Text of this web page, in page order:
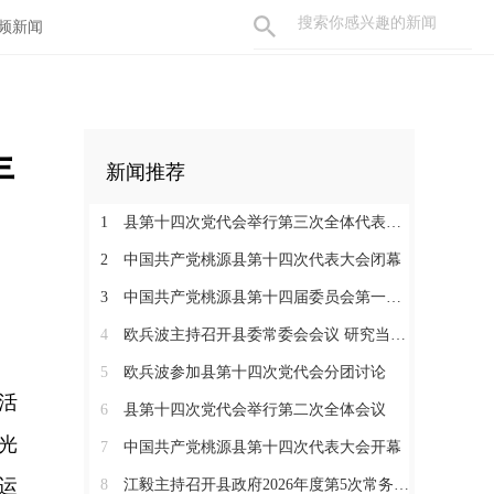
新闻
新闻推荐
1 县第十四次党代会举行第三次全体代表会议
2 中国共产党桃源县第十四次代表大会闭幕
3 中国共产党桃源县第十四届委员会第一次全体会议召开
4 欧兵波主持召开县委常委会会议 研究当前重点工作
5 欧兵波参加县第十四次党代会分团讨论
6 县第十四次党代会举行第二次全体会议
7 中国共产党桃源县第十四次代表大会开幕
8 江毅主持召开县政府2026年度第5次常务会议